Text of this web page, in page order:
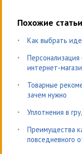
Похожие статьи
Как выбрать
интернет-
Товарные
зачем нужно
Уплотнения в
Преимущества
повседневного